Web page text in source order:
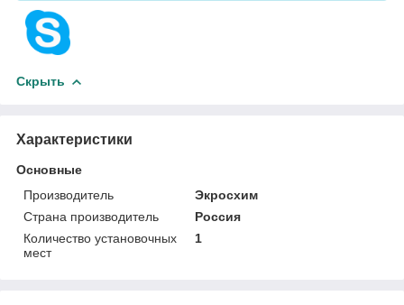
Скрыть
Характеристики
Основные
Производитель
Экросхим
Страна производитель
Россия
Количество установочных
мест
1